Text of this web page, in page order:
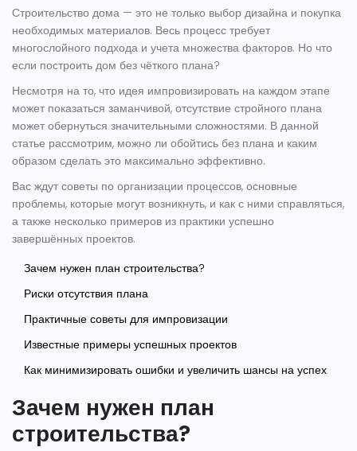
Строительство дома — это не только выбор дизайна и покупка
необходимых материалов. Весь процесс требует
многослойного подхода и учета множества факторов. Но что
если построить дом без чёткого плана?
Несмотря на то, что идея импровизировать на каждом этапе
может показаться заманчивой, отсутствие стройного плана
может обернуться значительными сложностями. В данной
статье рассмотрим, можно ли обойтись без плана и каким
образом сделать это максимально эффективно.
Вас ждут советы по организации процессов, основные
проблемы, которые могут возникнуть, и как с ними справляться,
а также несколько примеров из практики успешно
завершённых проектов.
Зачем нужен план строительства?
Риски отсутствия плана
Практичные советы для импровизации
Известные примеры успешных проектов
Как минимизировать ошибки и увеличить шансы на успех
Зачем нужен план
строительства?